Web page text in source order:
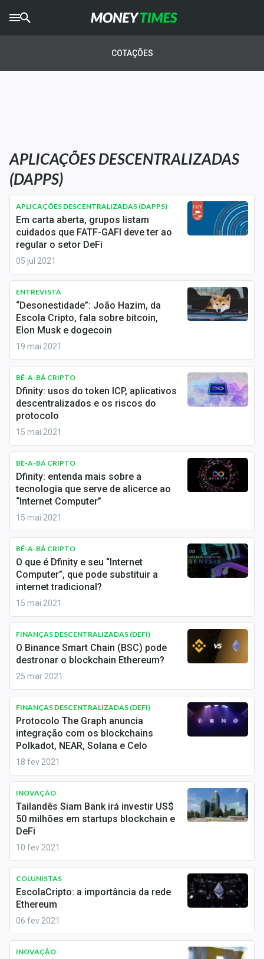
AGROTIMES
Newsletters
Money Trader
Anuncie
Últimas Notícias
Newsletters
Cotações
Comprar ou vender?
Carteiras Recomendadas
Central de Dividendos
Central de Fundos Imobiliários
Central dos IPOs
Renda Fixa
Finanças Pessoais
Mercados
Economia
Empresas
Brasil
Colunas
Especiais
Internacional
Marketing
Tecnologia
Conteúdo de Marca
Sobre
Expediente
Contato
COTAÇÕES
APLICAÇÕES DESCENTRALIZADAS
(DAPPS)
APLICAÇÕES DESCENTRALIZADAS (DAPPS)
Em carta aberta, grupos listam
cuidados que FATF-GAFI deve ter ao
regular o setor DeFi
05 jul 2021
ENTREVISTA
“Desonestidade”: João Hazim, da
Escola Cripto, fala sobre bitcoin,
Elon Musk e dogecoin
19 mai 2021
BÊ-A-BÁ CRIPTO
Dfinity: usos do token ICP, aplicativos
descentralizados e os riscos do
protocolo
15 mai 2021
BÊ-A-BÁ CRIPTO
Dfinity: entenda mais sobre a
tecnologia que serve de alicerce ao
“Internet Computer”
15 mai 2021
BÊ-A-BÁ CRIPTO
O que é Dfinity e seu “Internet
Computer”, que pode substituir a
internet tradicional?
15 mai 2021
FINANÇAS DESCENTRALIZADAS (DEFI)
O Binance Smart Chain (BSC) pode
destronar o blockchain Ethereum?
25 mar 2021
FINANÇAS DESCENTRALIZADAS (DEFI)
Protocolo The Graph anuncia
integração com os blockchains
Polkadot, NEAR, Solana e Celo
18 fev 2021
INOVAÇÃO
Tailandês Siam Bank irá investir US$
50 milhões em startups blockchain e
DeFi
10 fev 2021
COLUNISTAS
EscolaCripto: a importância da rede
Ethereum
06 fev 2021
INOVAÇÃO